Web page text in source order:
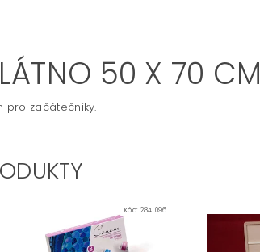
50 X 70 CM
pro začátečníky.
Kód: 2841096